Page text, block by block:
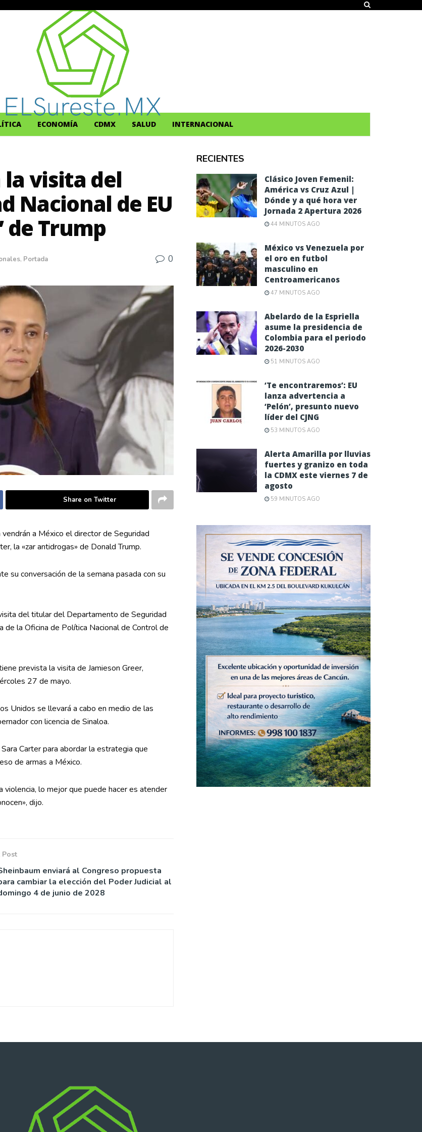
ECONOMÍA CDMX SALUD INTERNACIONAL
visita del
Nacional de EU
de Trump
, Portada 0
Share on Twitter
a México el director de Seguridad
la «zar antidrogas» de Donald Trump.
su conversación de la semana pasada con su
del titular del Departamento de Seguridad
la Oficina de Política Nacional de Control de
prevista la visita de Jamieson Greer,
27 de mayo.
Unidos se llevará a cabo en medio de las
con licencia de Sinaloa.
Carter para abordar la estrategia que
de armas a México.
violencia, lo mejor que puede hacer es atender
dijo.
Post
enviará al Congreso propuesta
cambiar la elección del Poder Judicial al
4 de junio de 2028
RECIENTES
Clásico Joven Femenil:
América vs Cruz Azul |
Dónde y a qué hora ver
Jornada 2 Apertura 2026
44 MINUTOS AGO
México vs Venezuela por
el oro en futbol
masculino en
Centroamericanos
47 MINUTOS AGO
Abelardo de la Espriella
asume la presidencia de
Colombia para el periodo
2026-2030
51 MINUTOS AGO
‘Te encontraremos’: EU
lanza advertencia a
‘Pelón’, presunto nuevo
líder del CJNG
53 MINUTOS AGO
Alerta Amarilla por lluvias
fuertes y granizo en toda
la CDMX este viernes 7 de
agosto
59 MINUTOS AGO